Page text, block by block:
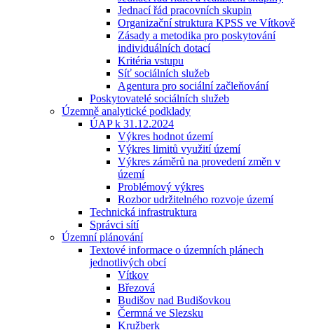
Jednací řád pracovních skupin
Organizační struktura KPSS ve Vítkově
Zásady a metodika pro poskytování
individuálních dotací
Kritéria vstupu
Síť sociálních služeb
Agentura pro sociální začleňování
Poskytovatelé sociálních služeb
Územně analytické podklady
ÚAP k 31.12.2024
Výkres hodnot území
Výkres limitů využití území
Výkres záměrů na provedení změn v
území
Problémový výkres
Rozbor udržitelného rozvoje území
Technická infrastruktura
Správci sítí
Územní plánování
Textové informace o územních plánech
jednotlivých obcí
Vítkov
Březová
Budišov nad Budišovkou
Čermná ve Slezsku
Kružberk